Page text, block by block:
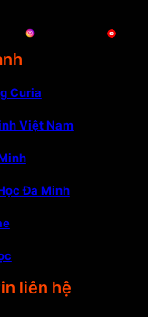
Curia
Việt Nam
Đa Minh
liên hệ